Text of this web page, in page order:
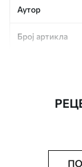
Аутор
Број артикла